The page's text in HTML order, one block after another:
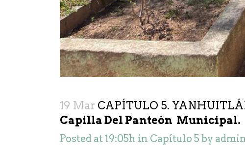
19 Mar CAPÍTULO 5.
Capilla Del Panteón Municipal.
Posted at 19:05h in Capítulo 5 by